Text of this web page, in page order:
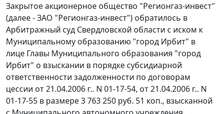
Закрытое акционерное общество "Регионгаз-инвест"
(далее - ЗАО "Регионгаз-инвест") обратилось в
Арбитражный суд Свердловской области с иском к
Муниципальному образованию "город Ирбит" в
лице Главы Муниципального образования "город
Ирбит" о взыскании в порядке субсидиарной
ответственности задолженности по договорам
цессии от 21.04.2006 г.. N 01-17-54, от 21.04.2006 г.. N
01-17-55 в размере 3 763 250 руб. 51 коп., взысканной